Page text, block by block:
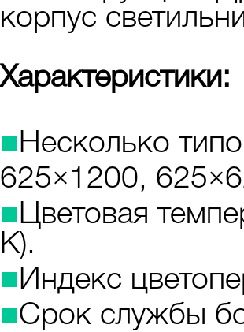
корпус
Характеристики:
■ Несколько
625×1200,
■ Цветовая
К).
■ Индекс
■Срок службы